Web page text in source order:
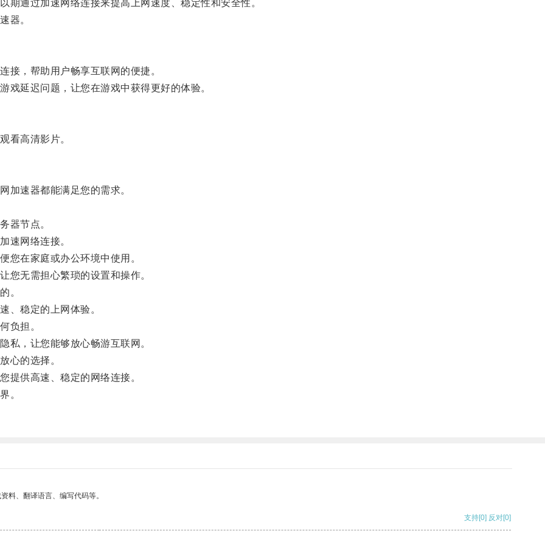
通过加速网络连接来提高上网速度、稳定性和安全性。
器。
，帮助用户畅享互联网的便捷。
延迟问题，让您在游戏中获得更好的体验。
高清影片。
速器都能满足您的需求。
器节点。
网络连接。
在家庭或办公环境中使用。
无需担心繁琐的设置和操作。
。
稳定的上网体验。
负担。
，让您能够放心畅游互联网。
的选择。
供高速、稳定的网络连接。
。
料、翻译语言、编写代码等。
支持[0] 反对[0]